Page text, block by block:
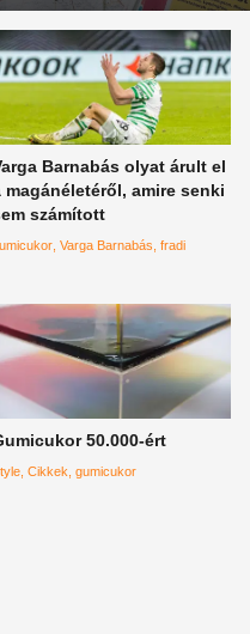
Barnabás olyat árult el
magánéletéről, amire senki
számított
Varga Barnabás fradi
50.000-ért
Cikkek gumicukor